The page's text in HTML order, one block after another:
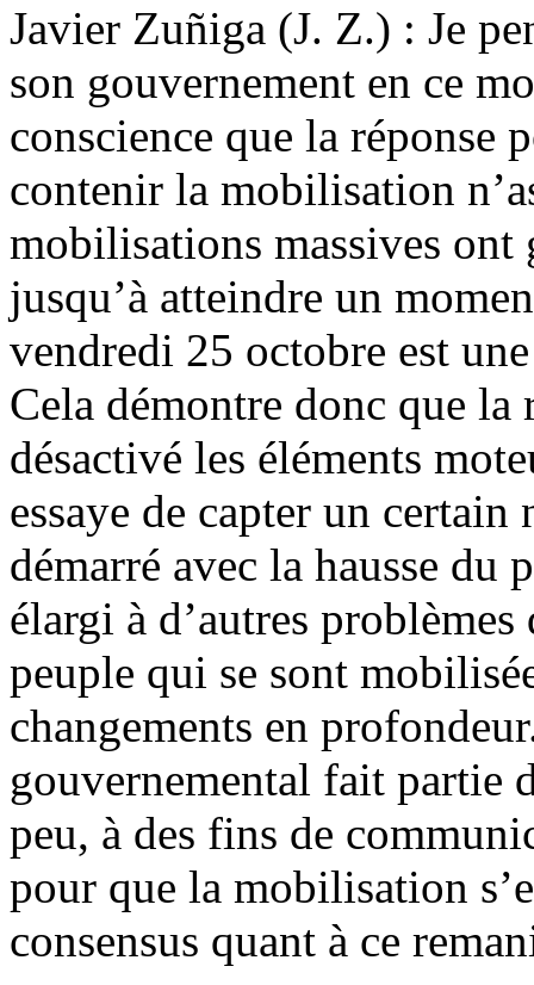
Javier Zuñiga (J. Z.) : Je
son gouvernement en ce
conscience que la réponse
contenir la mobilisation
mobilisations massives ont
jusqu’à atteindre un
vendredi 25 octobre est
Cela démontre donc que la
désactivé les éléments
essaye de capter un
démarré avec la hausse du
élargi à d’autres
peuple qui se sont
changements en
gouvernemental fait partie
peu, à des fins de
pour que la mobilisation
consensus quant à ce